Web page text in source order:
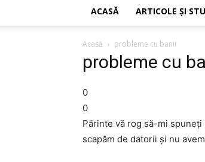
ACASĂ ARTICOLE ŞI
Acasă probleme cu banii
probleme cu
0
0
Părinte vă rog să-mi spuneţi
scapăm de datorii şi nu